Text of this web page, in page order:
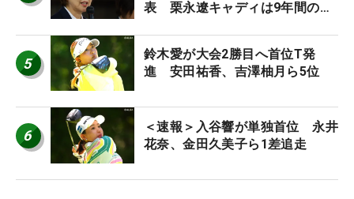
表 栗永遼キャディは9年間の立
5
鈴木愛が大会2勝目へ首位T発
進 安田祐香、吉澤柚月ら5位
6
＜速報＞入谷響が単独首位 永井
花奈、金田久美子ら1差追走